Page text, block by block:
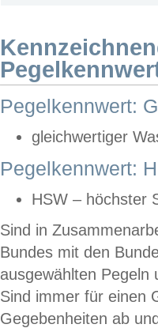
Pegelkennwert:
gleichwertiger
Pegelkennwert:
HSW – höchster
Sind in
Bundes mit den
ausgewählten
Sind immer für einen
Gegebenheiten ab